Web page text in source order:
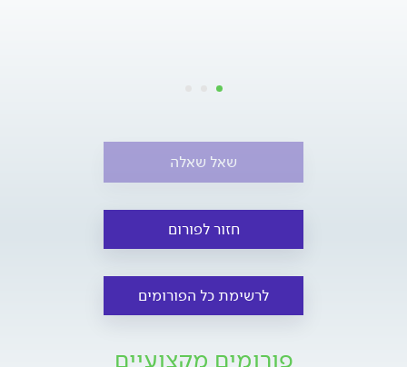
שאל שאלה
חזור לפורום
לרשימת כל הפורומים
פורומים מקצועיים